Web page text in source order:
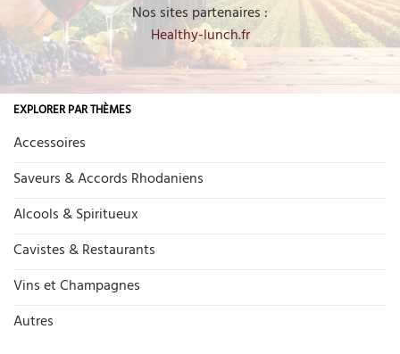
Nos sites partenaires :
Healthy-lunch.fr
EXPLORER PAR THÈMES
Accessoires
Saveurs & Accords Rhodaniens
Alcools & Spiritueux
Cavistes & Restaurants
Vins et Champagnes
Autres